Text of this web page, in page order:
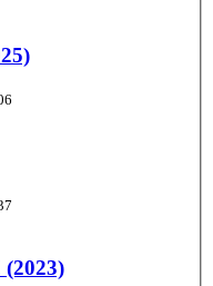
(2023)